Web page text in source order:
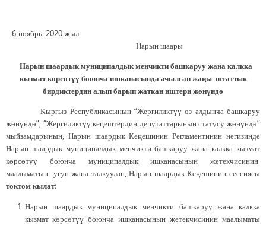
6-ноябрь 2020-жыл
Нарын шаары
Нарын шаардык муниципалдык менчикти башкаруу жана калкка
кызмат көрсөтүү боюнча ишканасында ачылган жаңы штаттык
бирдиктердин алып барып жаткан иштери жөнүндө
Кыргыз Республикасынын “Жергиликтүү өз алдынча башкаруу
жөнүндө”, “Жергиликтүү кеңештердин депутаттарынын статусу жөнүндө”
мыйзамдарынын, Нарын шаардык Кеңешинин Регламентинин негизинде
Нарын шаардык муниципалдык менчикти башкаруу жана калкка кызмат
көрсөтүү боюнча муниципалдык ишканасынын жетекчисинин
маалыматын угуп жана талкуулап, Нарын шаардык Кеңешинин сессиясы
токтом кылат:
Нарын шаардык муниципалдык менчикти башкаруу жана калкка
кызмат көрсөтүү боюнча ишканасынын жетекчисинин маалыматы